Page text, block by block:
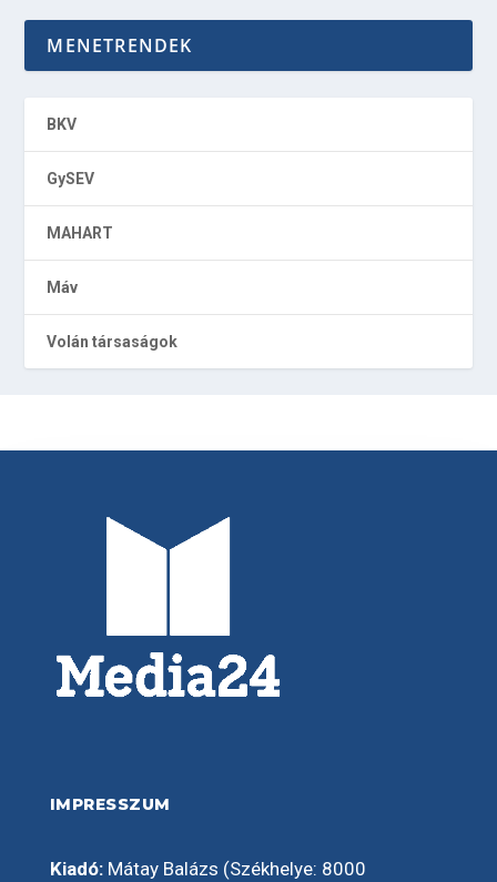
MENETRENDEK
BKV
GySEV
MAHART
Máv
Volán társaságok
IMPRESSZUM
Kiadó:Mátay Balázs (Székhelye: 8000